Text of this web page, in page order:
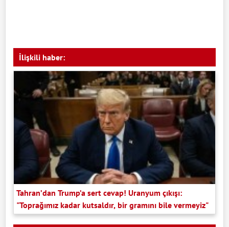
İlişkili haber:
Tahran’dan Trump’a sert cevap! Uranyum çıkışı:
"Toprağımız kadar kutsaldır, bir gramını bile vermeyiz"